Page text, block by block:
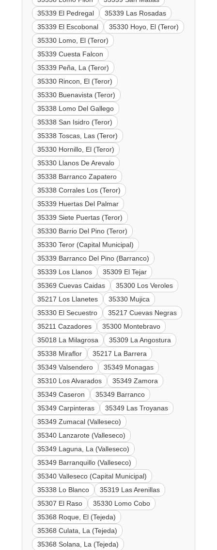
35339 El Pedregal
35339 Las Rosadas
35339 El Escobonal
35330 Hoyo, El (Teror)
35330 Lomo, El (Teror)
35339 Cuesta Falcon
35339 Peña, La (Teror)
35330 Rincon, El (Teror)
35330 Buenavista (Teror)
35338 Lomo Del Gallego
35338 San Isidro (Teror)
35338 Toscas, Las (Teror)
35330 Hornillo, El (Teror)
35330 Llanos De Arevalo
35338 Barranco Zapatero
35338 Corrales Los (Teror)
35339 Huertas Del Palmar
35339 Siete Puertas (Teror)
35330 Barrio Del Pino (Teror)
35330 Teror (Capital Municipal)
35339 Barranco Del Pino (Barranco)
35339 Los Llanos
35309 El Tejar
35369 Cuevas Caidas
35300 Los Veroles
35217 Los Llanetes
35330 Mujica
35330 El Secuestro
35217 Cuevas Negras
35211 Cazadores
35300 Montebravo
35018 La Milagrosa
35309 La Angostura
35338 Miraflor
35217 La Barrera
35349 Valsendero
35349 Monagas
35310 Los Alvarados
35349 Zamora
35349 Caseron
35349 Barranco
35349 Carpinteras
35349 Las Troyanas
35349 Zumacal (Valleseco)
35340 Lanzarote (Valleseco)
35349 Laguna, La (Valleseco)
35349 Barranquillo (Valleseco)
35340 Valleseco (Capital Municipal)
35338 Lo Blanco
35319 Las Arenillas
35307 El Raso
35330 Lomo Cobo
35368 Roque, El (Tejeda)
35368 Culata, La (Tejeda)
35368 Solana, La (Tejeda)